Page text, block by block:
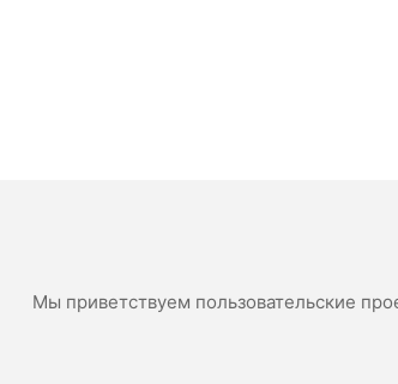
Мы приветствуем пользовательские